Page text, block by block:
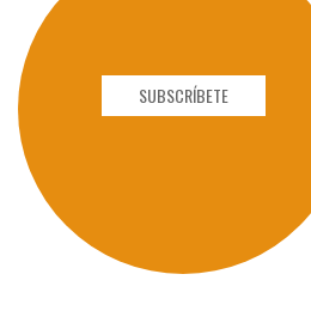
SUBSCRÍBETE